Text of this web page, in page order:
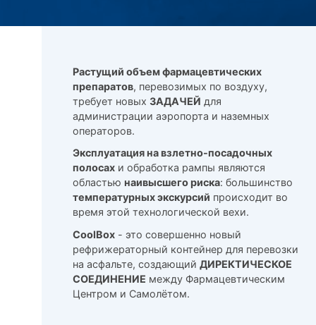
Растущий объем фармацевтических
препаратов, перевозимых по воздуху,
требует новых ЗАДАЧЕЙ для
администрации аэропорта и наземных
операторов.
Эксплуатация на взлетно-посадочных
полосахи обработка рампы являются
областью наивысшего риска: большинство
температурных экскурсий происходит во
время этой технологической вехи.
CoolBox- это совершенно новый
рефрижераторный контейнер для перевозки
на асфальте, создающий ДИРЕКТИЧЕСКОЕ
СОЕДИНЕНИЕ между Фармацевтическим
Центром и Самолётом.